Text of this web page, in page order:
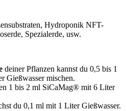
Hydroponik NFT-
Spezialerde, usw.
deiner Pflanzen kannst du 0,5 bis 1
Gießwasser mischen.
1 bis 2 ml SiCaMag® mit 6 Liter
du 0,1 ml mit 1 Liter Gießwasser.